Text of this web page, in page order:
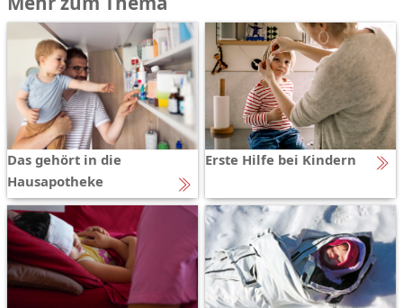
Das gehört in die
Hausapotheke
Erste Hilfe bei Kindern